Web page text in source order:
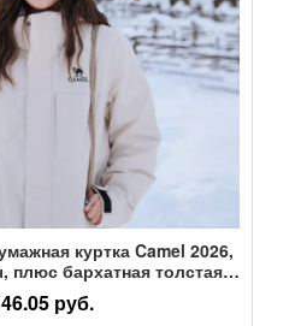
куртка Camel 2026,
бархатная толстая
куртка с
для пары
руб.